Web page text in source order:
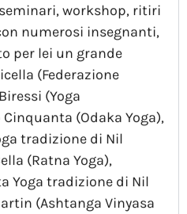
workshop, ritiri
numerosi insegnanti,
per lei un grande
(Federazione
(Yoga
Cinquanta (Odaka Yoga),
tradizione di Nil
(Ratna Yoga),
Yoga tradizione di Nil
(Ashtanga Vinyasa